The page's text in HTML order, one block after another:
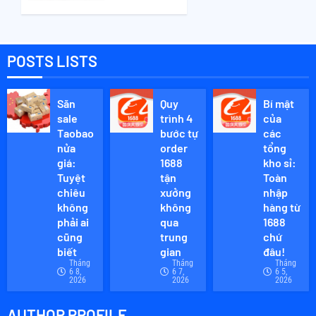
0
của
kính
chống
ánh
POSTS LISTS
Săn
sale
Taobao
nửa
giá:
Tuyệt
chiêu
không
phải ai
cũng
biết
Tháng
6 8,
2026
Quy
trình 4
bước tự
order
1688
tận
xưởng
không
qua
trung
gian
Tháng
6 7,
2026
Bí mật
của
các
tổng
kho sỉ:
Toàn
nhập
hàng từ
1688
chứ
đâu!
Tháng
6 5,
2026